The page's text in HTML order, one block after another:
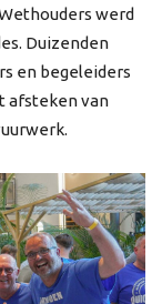
werd
Duizenden
en begeleiders
afsteken van